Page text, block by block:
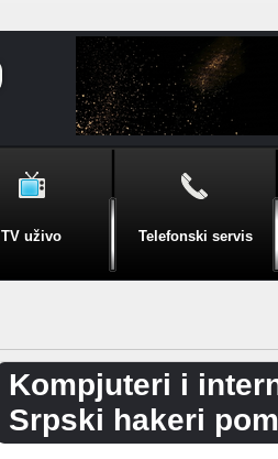
TV uživo Telefonski servis
Kompjuteri i
Srpski hakeri